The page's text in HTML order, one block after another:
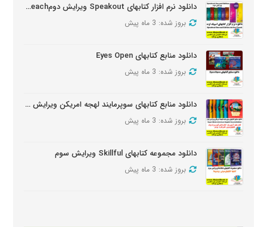
دانلود نرم افزار کتابهای Speakout ویرایش دومSpeakout Active Teach
بروز شده: 3 ماه پیش
دانلود منابع کتابهای Eyes Open
بروز شده: 3 ماه پیش
دانلود منابع کتابهای سوپرمایند لهجه امریکن ویرایش دومSuper Minds American Second Edition
بروز شده: 3 ماه پیش
دانلود مجموعه کتابهای Skillful ویرایش سوم
بروز شده: 3 ماه پیش